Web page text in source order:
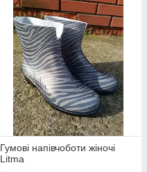
Гумові напівчоботи жіночі
Litma